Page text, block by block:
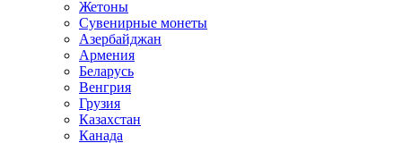
Жетоны
Сувенирные монеты
Азербайджан
Армения
Беларусь
Венгрия
Грузия
Казахстан
Канада